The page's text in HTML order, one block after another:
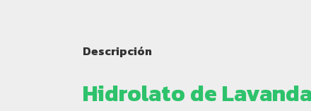
Descripción
Hidrolato de